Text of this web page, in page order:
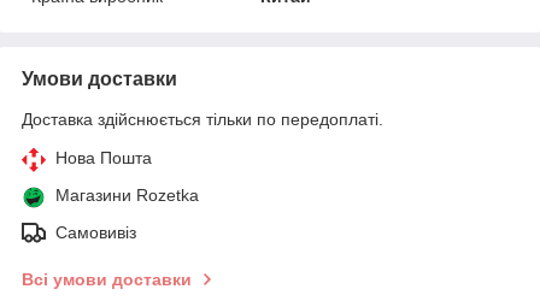
Умови доставки
Доставка здійснюється тільки по передоплаті.
Нова Пошта
Магазини Rozetka
Самовивіз
Всі умови доставки